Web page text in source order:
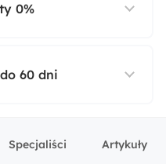
0%
60 dni
Specjaliści Artykuły